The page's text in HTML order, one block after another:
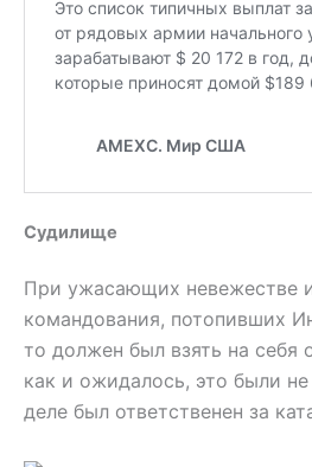
Судилище
При ужасающих невежестве
командования, потопивших
то должен был взять на себя
как и ожидалось, это были
деле был ответственен за